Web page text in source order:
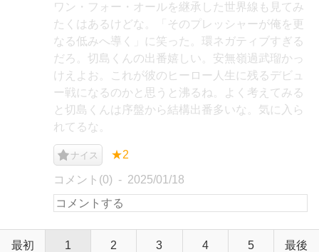
ワン・フォー・オールを継承した世界線も見てみ
たくはあるけどな。「そのプレッシャーが俺を更
なる低みへ導く」に笑った。環ネガティブすぎる
だろ。切島くんの出番嬉しい。安無嶺過武瑠かっ
けえよお。これが彼のヒーロー人生に残るデビュ
ー戦になるのかと思うと沸るね。よく考えてみる
と切島くんは序盤から結構出番多いな。気に入ら
れてるな。
ナイス ★2
コメント(0) 2025/01/18
最初 1 2 3 4 5 最後